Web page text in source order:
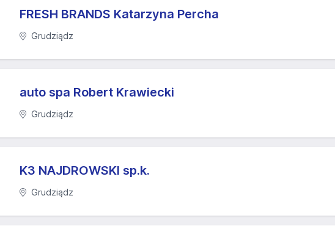
FRESH BRANDS Katarzyna Percha
Grudziądz
auto spa Robert Krawiecki
Grudziądz
K3 NAJDROWSKI sp.k.
Grudziądz